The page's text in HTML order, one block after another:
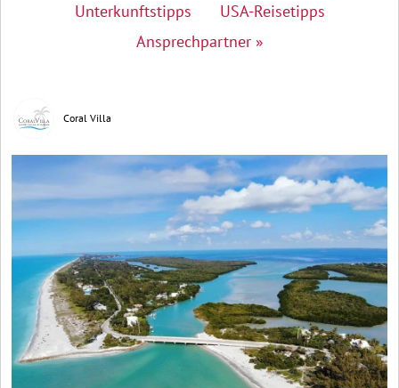
Unterkunftstipps
USA-Reisetipps
Ansprechpartner »
Coral Villa